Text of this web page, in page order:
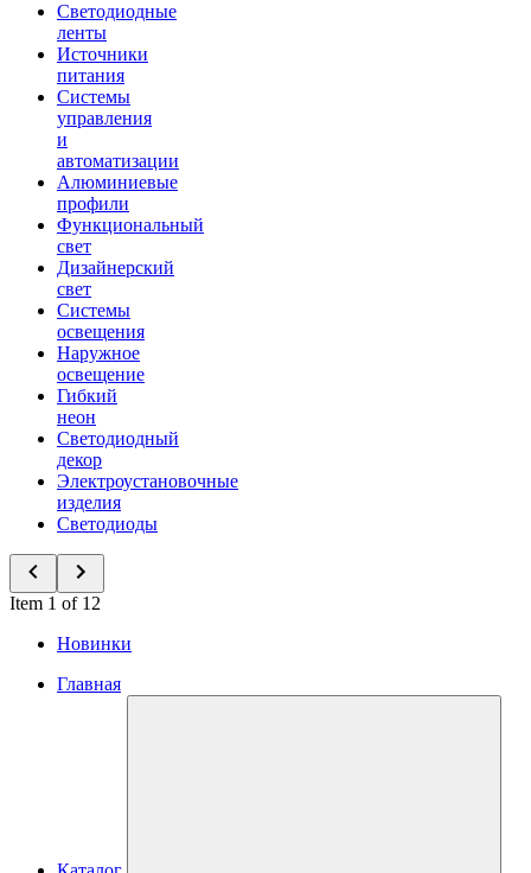
Светодиодные
ленты
Источники
питания
Системы
управления
и
автоматизации
Алюминиевые
профили
Функциональный
свет
Дизайнерский
свет
Системы
освещения
Наружное
освещение
Гибкий
неон
Светодиодный
декор
Электроустановочные
изделия
Светодиоды
Item 1 of 12
Новинки
Главная